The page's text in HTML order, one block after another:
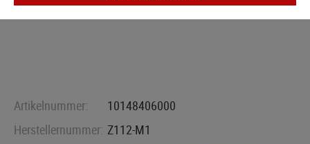
Artikelnummer:
10148406000
Herstellernummer: Z112-M1